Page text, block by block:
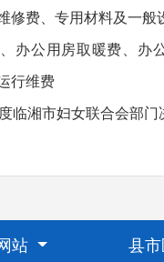
修费、专用材料及一般
办公用房取暖费、办
行维费
临湘市妇女联合会部门
站
县